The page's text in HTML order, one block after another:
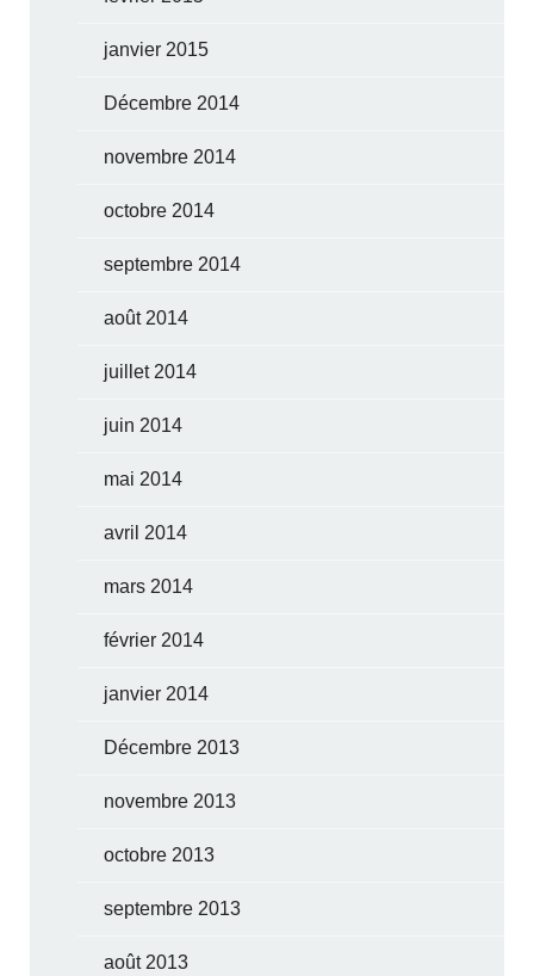
janvier 2015
Décembre 2014
novembre 2014
octobre 2014
septembre 2014
août 2014
juillet 2014
juin 2014
mai 2014
avril 2014
mars 2014
février 2014
janvier 2014
Décembre 2013
novembre 2013
octobre 2013
septembre 2013
août 2013